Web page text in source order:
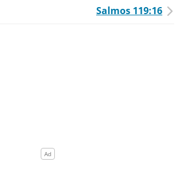
Salmos 119:16